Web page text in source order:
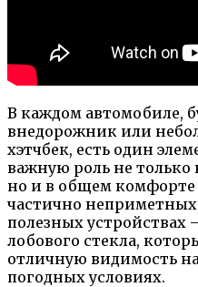
В каждом автомобиле,
внедорожник или
хэтчбек, есть один
важную роль не только
но и в общем комфорте
частично
полезных устройствах
лобового стекла,
отличную видимость
погодных условиях.